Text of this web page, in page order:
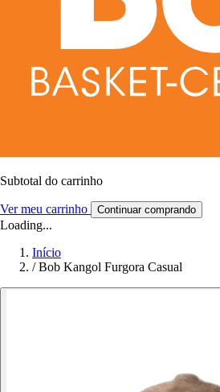
Subtotal do carrinho
Ver meu carrinho Continuar comprando
Loading...
Início
/ Bob Kangol Furgora Casual